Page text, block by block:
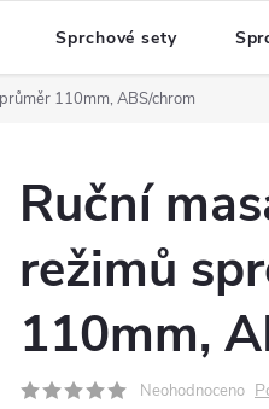
Sprchové sety
110mm, ABS/chrom
Ruční
režimů
110mm,
Neohodnoceno